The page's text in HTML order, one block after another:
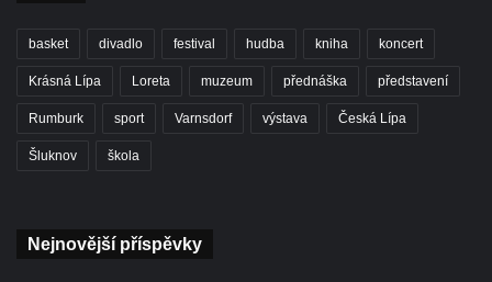
basket divadlo festival hudba kniha koncert
Krásná Lípa Loreta muzeum přednáška představení
Rumburk sport Varnsdorf výstava Česká Lípa
Šluknov škola
Nejnovější příspěvky